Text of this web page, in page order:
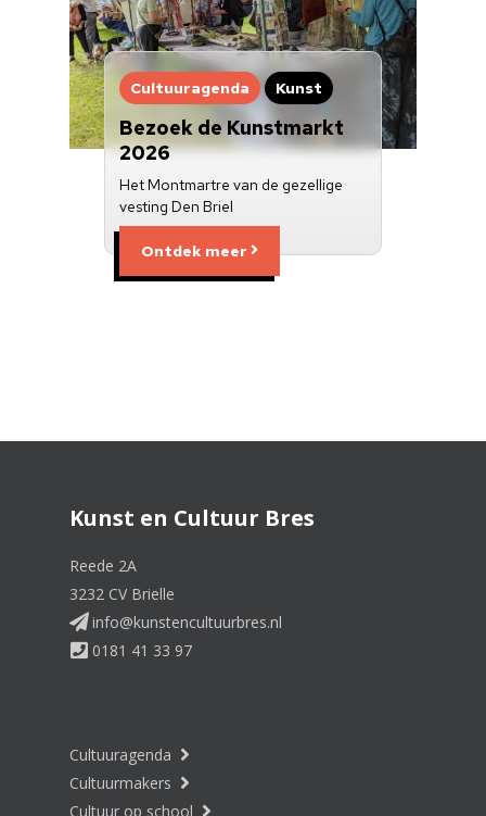
Cultuuragenda Kunst
Bezoek de Kunstmarkt
2026
Het Montmartre van de gezellige
vesting Den Briel
Ontdek meer
Kunst en Cultuur Bres
Reede 2A
3232 CV Brielle
info@kunstencultuurbres.nl
0181 41 33 97
Cultuuragenda
Cultuurmakers
Cultuur op school